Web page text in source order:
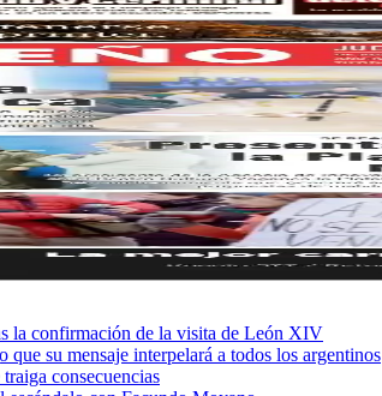
la confirmación de la visita de León XIV
su mensaje interpelará a todos los argentinos
consecuencias